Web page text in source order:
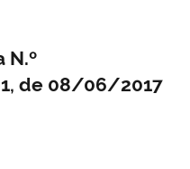
N.º
de 08/06/2017